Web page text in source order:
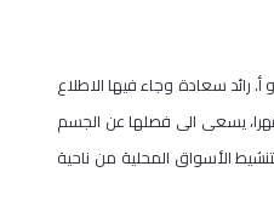
رائد سعادة وجاء فيها الاطلاع
يسعى الى فصلها عن الجسم
الأسواق المحلية من ناحية